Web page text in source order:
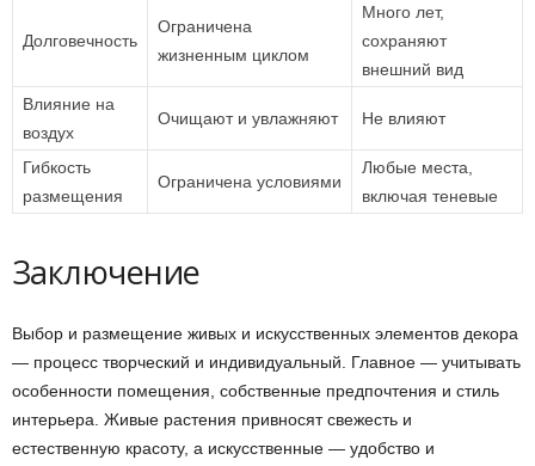
Долговечность
Ограничена
жизненным циклом
Много лет,
сохраняют
внешний вид
Влияние на
воздух
Очищают и увлажняют Не влияют
Гибкость
размещения
Ограничена условиями
Любые места,
включая теневые
Заключение
Выбор и размещение живых и искусственных элементов декора
— процесс творческий и индивидуальный. Главное — учитывать
особенности помещения, собственные предпочтения и стиль
интерьера. Живые растения привносят свежесть и
естественную красоту, а искусственные — удобство и